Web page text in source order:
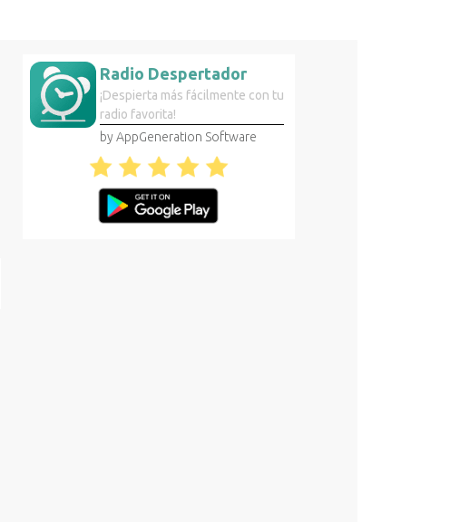
Radio Despertador
¡Despierta más fácilmente con tu
radio favorita!
by AppGeneration Software